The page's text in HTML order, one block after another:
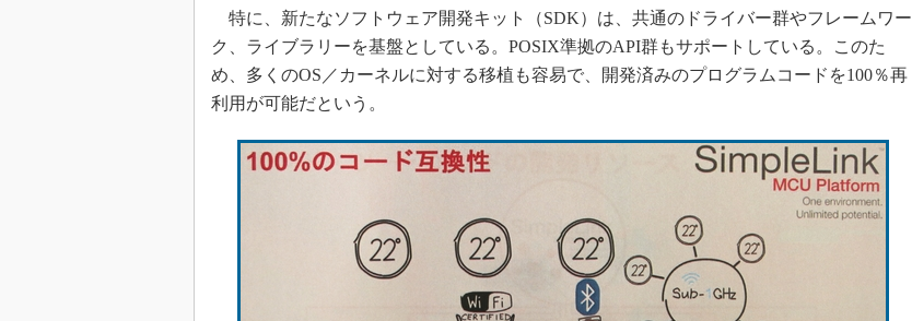
特に、新たなソフトウェア開発キット（SDK）は、共通のドライバー群やフレームワー
ク、ライブラリーを基盤としている。POSIX準拠のAPI群もサポートしている。このた
め、多くのOS／カーネルに対する移植も容易で、開発済みのプログラムコードを100％再
利用が可能だという。